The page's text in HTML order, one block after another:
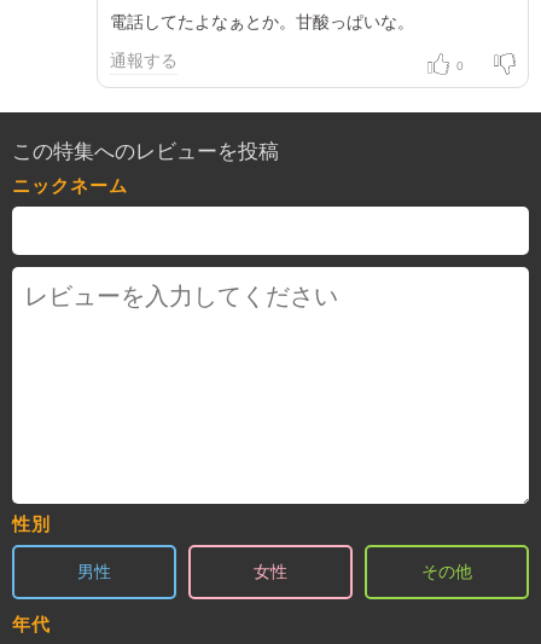
電話してたよなぁとか。甘酸っぱいな。
通報する
0
この特集へのレビューを投稿
ニックネーム
性別
男性 女性 その他
年代